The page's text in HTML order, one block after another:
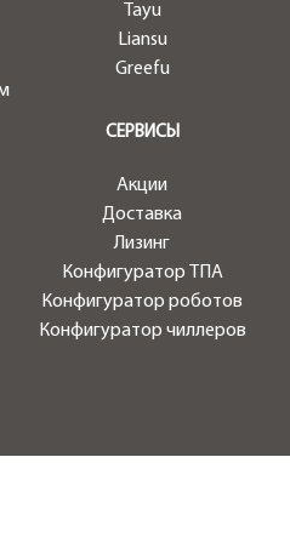
Tayu
Liansu
Greefu
СЕРВИСЫ
Акции
Доставка
Лизинг
Конфигуратор ТПА
Конфигуратор роботов
Конфигуратор чиллеров